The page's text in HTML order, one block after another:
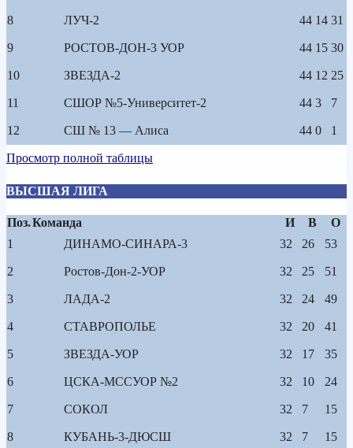
8 ЛУЧ-2 44 14 31
9 РОСТОВ-ДОН-3 УОР 44 15 30
10 ЗВЕЗДА-2 44 12 25
11 СШОР №5-Университет-2 44 3 7
12 СШ № 13 — Алиса 44 0 1
Просмотр полной таблицы
ВЫСШАЯ ЛИГА
Поз.Команда И В
О
1
ДИНАМО-СИНАРА-3 32 26 53
2 Ростов-Дон-2-УОР 32 25 51
3 ЛАДА-2 32 24 49
4 СТАВРОПОЛЬЕ 32 20 41
5 ЗВЕЗДА-УОР 32 17 35
6 ЦСКА-МССУОР №2 32 10 24
7 СОКОЛ 32 7 15
8 КУБАНЬ-3-ДЮСШ 32 7 15